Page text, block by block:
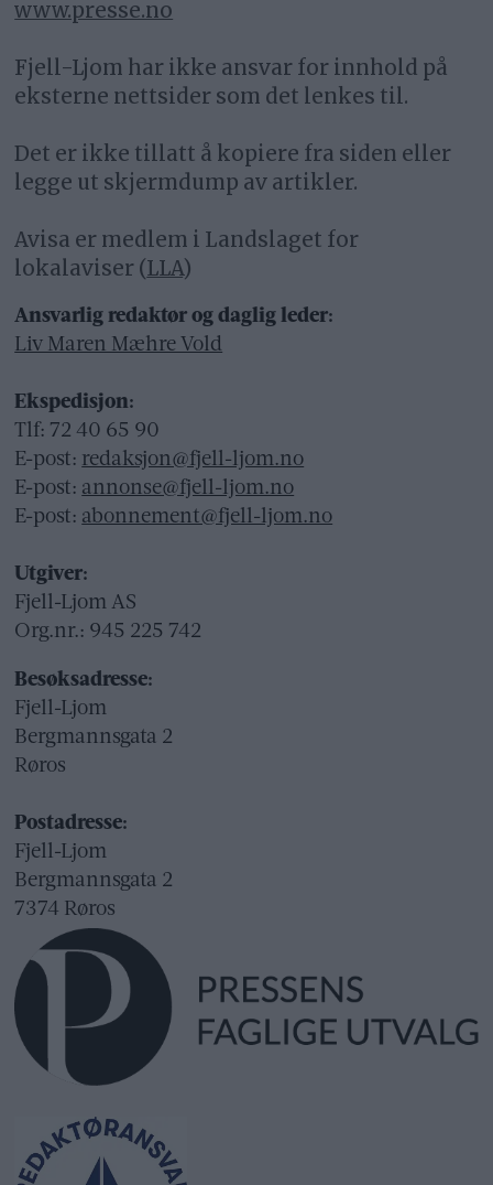
www.presse.no
Fjell-Ljom har ikke ansvar for innhold på
eksterne nettsider som det lenkes til.
Det er ikke tillatt å kopiere fra siden eller
legge ut skjermdump av artikler.
Avisa er medlem i Landslaget for
lokalaviser (LLA)
Ansvarlig redaktør og daglig leder:
Liv Maren Mæhre Vold
Ekspedisjon:
Tlf: 72 40 65 90
E-post: redaksjon@fjell-ljom.no
E-post: annonse@fjell-ljom.no
E-post: abonnement@fjell-ljom.no
Utgiver:
Fjell-Ljom AS
Org.nr.: 945 225 742
Besøksadresse:
Fjell-Ljom
Bergmannsgata 2
Røros
Postadresse:
Fjell-Ljom
Bergmannsgata 2
7374 Røros